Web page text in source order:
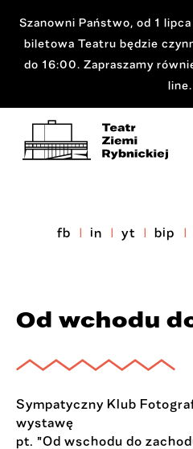
Szanowni Państwo, od 1
biletowa Teatru będzie
do 16:00. Zapraszamy
line.
fb in yt bip
Od wchodu
Sympatyczny Klub
wystawę
pt. "Od wschodu do